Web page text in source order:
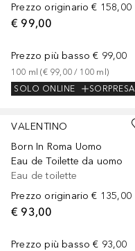
Prezzo originario € 158,00
€ 99,00
Prezzo più basso € 99,00
100 ml (€ 99,00 / 100 ml)
SOLO ONLINE
SORPRESA
VALENTINO
Born In Roma Uomo
Eau de Toilette da uomo
Eau de toilette
Prezzo originario € 135,00
€ 93,00
Prezzo più basso € 93,00